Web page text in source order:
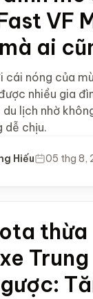
VF
ai
cái nóng của
nhiều gia
du lịch nhờ
dễ chịu.
Hiếu 05 thg 8,
thừa